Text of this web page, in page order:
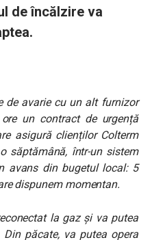
de încălzire va
de avarie cu un alt furnizor
un contract de urgență
asigură clienților Colterm
săptămână, într-un sistem
avans din bugetul local: 5
dispunem momentan.
la gaz și va putea
păcate, va putea opera